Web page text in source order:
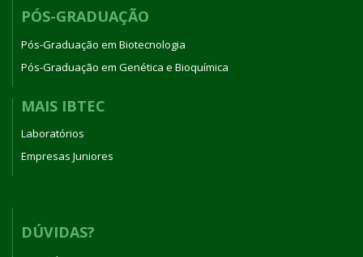
PÓS-GRADUAÇÃO
Pós-Graduação em Biotecnologia
Pós-Graduação em Genética e Bioquímica
MAIS IBTEC
Laboratórios
Empresas Juniores
DÚVIDAS?